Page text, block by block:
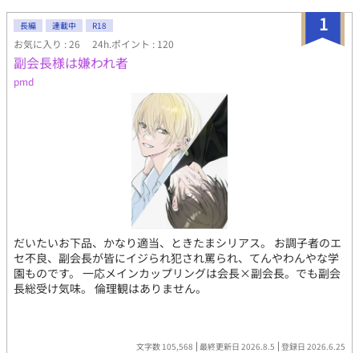
1
長編 連載中 R18
お気に入り : 26 24h.ポイント : 120
副会長様は嫌われ者
pmd
だいたいお下品、かなり適当、ときたまシリアス。 お調子者のエ
セ不良、副会長が皆にイジられ犯され罵られ、てんやわんやな学
園ものです。 一応メインカップリングは会長×副会長。でも副会
長総受け気味。 倫理観はありません。
文字数 105,568 最終更新日 2026.8.5 登録日 2026.6.25